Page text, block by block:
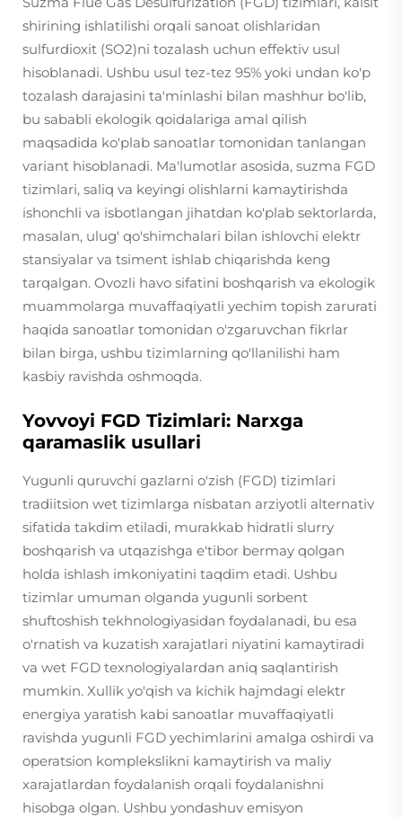
shirining ishlatilishi orqali sanoat olishlaridan
sulfurdioxit (SO2)ni tozalash uchun effektiv usul
hisoblanadi. Ushbu usul tez-tez 95% yoki undan ko'p
tozalash darajasini ta'minlashi bilan mashhur bo'lib,
bu sababli ekologik qoidalariga amal qilish
maqsadida ko'plab sanoatlar tomonidan tanlangan
variant hisoblanadi. Ma'lumotlar asosida, suzma FGD
tizimlari, saliq va keyingi olishlarni kamaytirishda
ishonchli va isbotlangan jihatdan ko'plab sektorlarda,
masalan, ulug' qo'shimchalari bilan ishlovchi elektr
stansiyalar va tsiment ishlab chiqarishda keng
tarqalgan. Ovozli havo sifatini boshqarish va ekologik
muammolarga muvaffaqiyatli yechim topish zarurati
haqida sanoatlar tomonidan o'zgaruvchan fikrlar
bilan birga, ushbu tizimlarning qo'llanilishi ham
kasbiy ravishda oshmoqda.
Yovvoyi FGD Tizimlari: Narxga
qaramaslik usullari
Yugunli quruvchi gazlarni o'zish (FGD) tizimlari
tradiitsion wet tizimlarga nisbatan arziyotli alternativ
sifatida takdim etiladi, murakkab hidratli slurry
boshqarish va utqazishga e'tibor bermay qolgan
holda ishlash imkoniyatini taqdim etadi. Ushbu
tizimlar umuman olganda yugunli sorbent
shuftoshish tekhnologiyasidan foydalanadi, bu esa
o'rnatish va kuzatish xarajatlari niyatini kamaytiradi
va wet FGD texnologiyalardan aniq saqlantirish
mumkin. Xullik yo'qish va kichik hajmdagi elektr
energiya yaratish kabi sanoatlar muvaffaqiyatli
ravishda yugunli FGD yechimlarini amalga oshirdi va
operatsion komplekslikni kamaytirish va maliy
xarajatlardan foydalanish orqali foydalanishni
hisobga olgan. Ushbu yondashuv emisyon